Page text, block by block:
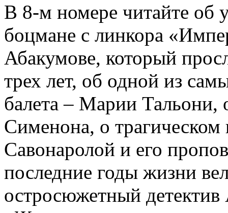
В 8-м номере читайте об
боцмане с линкора
Абакумове, который
трех лет, об одной из
балета – Марии
Сименона, о трагическом
Савонаролой и его
последние годы жизни
остросюжетный детектив